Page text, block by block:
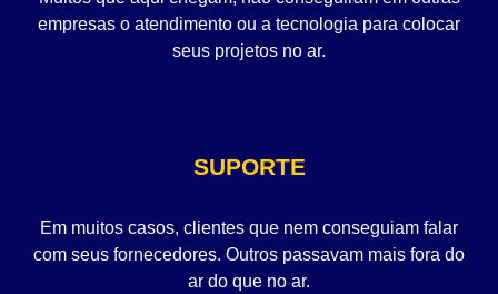
empresas o atendimento ou a tecnologia para colocar
seus projetos no ar.
SUPORTE
Em muitos casos, clientes que nem conseguiam falar
com seus fornecedores. Outros passavam mais fora do
ar do que no ar.